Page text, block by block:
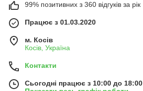
99% позитивних з 360 відгуків за рік
Працює з 01.03.2020
м. Косів
Косів, Україна
Контакти
Сьогодні працює з 10:00 до 18:00